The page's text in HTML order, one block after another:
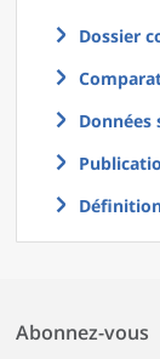
Dossier
Abonnez-vous